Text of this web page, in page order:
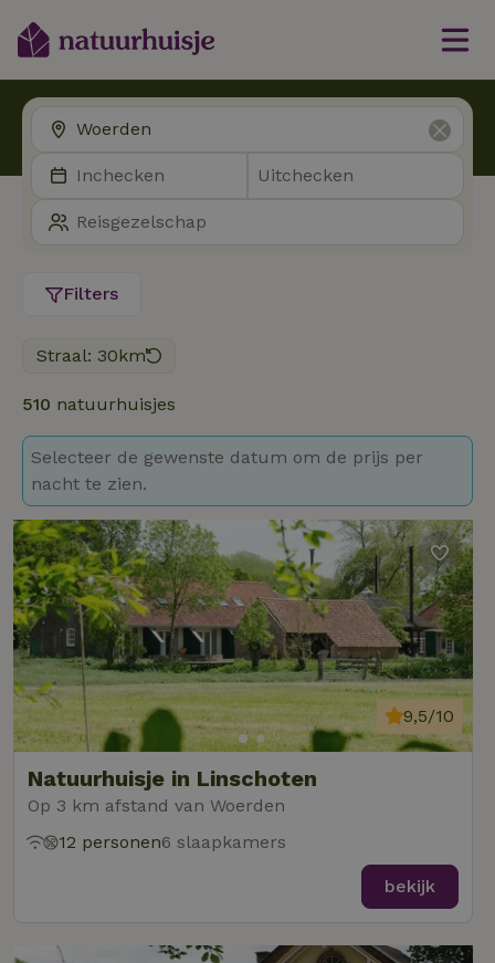
Filters
Straal: 30km
510 natuurhuisjes
Selecteer de gewenste datum om de prijs per
nacht te zien.
Natuurhuisje in Linschoten
Op 3 km afstand van Woerden
9,5/10
12 personen6 slaapkamers
bekijk